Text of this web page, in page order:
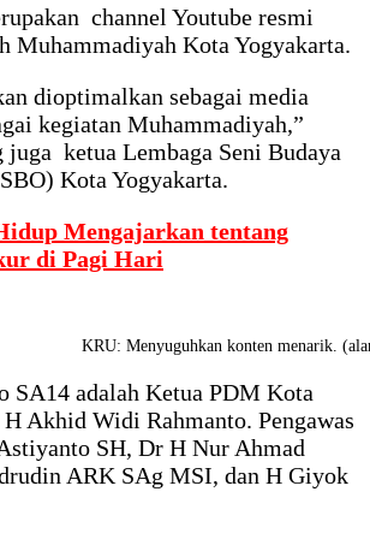
channel Youtube resmi
Muhammadiyah Kota Yogyakarta.
dioptimalkan sebagai media
kegiatan Muhammadiyah,”
ketua Lembaga Seni Budaya
Kota Yogyakarta.
Mengajarkan tentang
di Pagi Hari
KRU: Menyuguhkan konten menarik.
SA14 adalah Ketua PDM Kota
Akhid Widi Rahmanto. Pengawas
SH, Dr H Nur Ahmad
ARK SAg MSI, dan H Giyok